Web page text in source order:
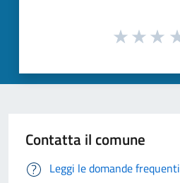
Contatta il comune
Leggi le domande frequenti